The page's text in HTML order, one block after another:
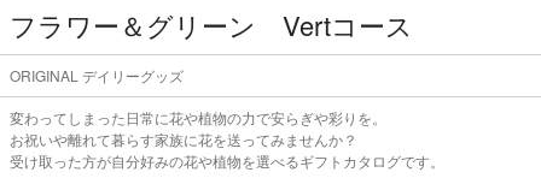
フラワー＆グリーン Vertコース
ORIGINAL デイリーグッズ
変わってしまった日常に花や植物の力で安らぎや彩りを。
お祝いや離れて暮らす家族に花を送ってみませんか？
受け取った方が自分好みの花や植物を選べるギフトカタログです。